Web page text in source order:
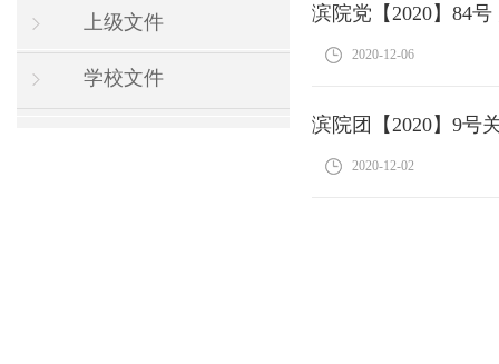
上级文件
学校文件
滨院党【2020】84
2020-12-06
滨院团【2020】9号
2020-12-02